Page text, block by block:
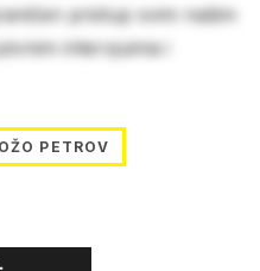
pristup svim našim
intervjuima i
PETROV